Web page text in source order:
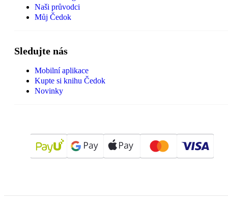
Naši průvodci
Můj Čedok
Sledujte nás
Mobilní aplikace
Kupte si knihu Čedok
Novinky